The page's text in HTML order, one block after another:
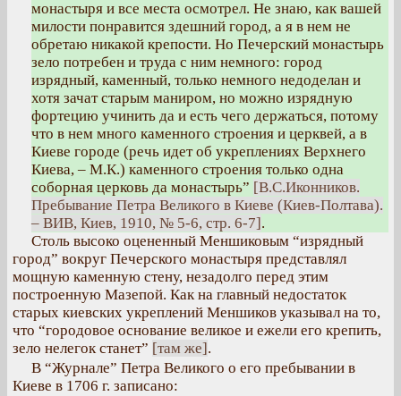
монастыря и все места осмотрел. Не знаю, как вашей
милости понравится здешний город, а я в нем не
обретаю никакой крепости. Но Печерский монастырь
зело потребен и труда с ним немного: город
изрядный, каменный, только немного недоделан и
хотя зачат старым маниром, но можно изрядную
фортецию учинить да и есть чего держаться, потому
что в нем много каменного строения и церквей, а в
Киеве городе (речь идет об укреплениях Верхнего
Киева, – М.К.) каменного строения только одна
соборная церковь да монастырь” [В.С.Иконников.
Пребывание Петра Великого в Киеве (Киев-Полтава).
– ВИВ, Киев, 1910, № 5-6, стр. 6-7].
Столь высоко оцененный Меншиковым “изрядный
город” вокруг Печерского монастыря представлял
мощную каменную стену, незадолго перед этим
построенную Мазепой. Как на главный недостаток
старых киевских укреплений Меншиков указывал на то,
что “городовое основание великое и ежели его крепить,
зело нелегок станет” [там же].
В “Журнале” Петра Великого о его пребывании в
Киеве в 1706 г. записано: